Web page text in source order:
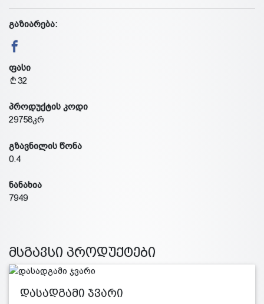
გაზიარება:
ფასი
32
პროდუქტის კოდი
29758კრ
გზავნილის წონა
0.4
ნანახია
7949
მსგავსი პროდუქტები
დასადგამი ჯვარი